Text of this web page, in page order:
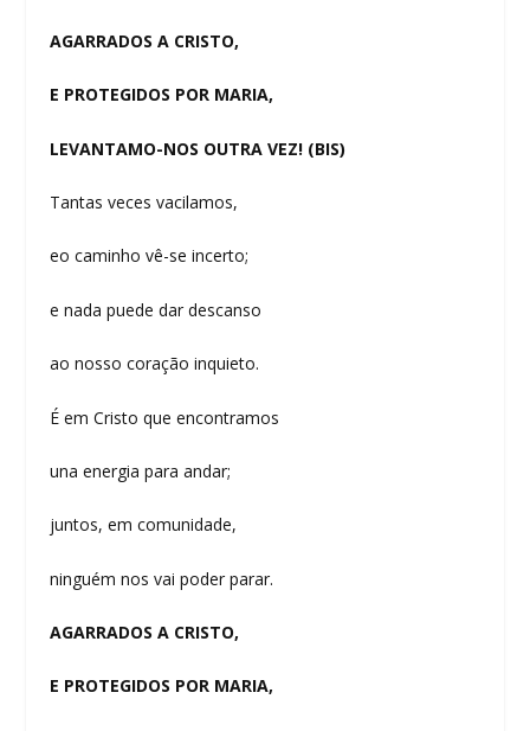
AGARRADOS A CRISTO,
E PROTEGIDOS POR MARIA,
LEVANTAMO-NOS OUTRA VEZ! (BIS)
Tantas veces vacilamos,
eo caminho vê-se incerto;
e nada puede dar descanso
ao nosso coração inquieto.
É em Cristo que encontramos
una energia para andar;
juntos, em comunidade,
ninguém nos vai poder parar.
AGARRADOS A CRISTO,
E PROTEGIDOS POR MARIA,